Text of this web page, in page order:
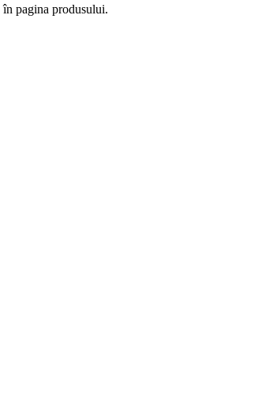
pagina produsului.